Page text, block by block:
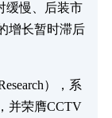
缓慢、后装市
增长暂时滞后
），系
并荣膺CCTV